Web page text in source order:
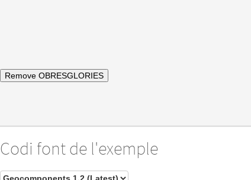
Remove OBRESGLORIES
Codi font de l'exemple